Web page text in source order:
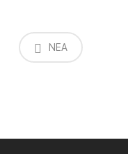
NEA